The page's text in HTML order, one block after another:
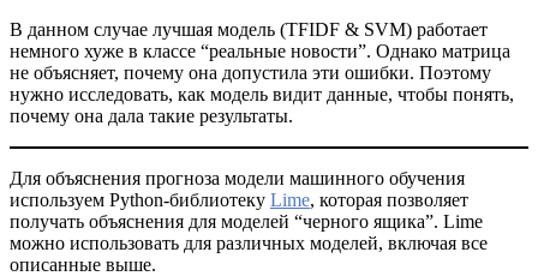
В данном случае лучшая модель (TFIDF & SVM) работает
немного хуже в классе “реальные новости”. Однако матрица
не объясняет, почему она допустила эти ошибки. Поэтому
нужно исследовать, как модель видит данные, чтобы понять,
почему она дала такие результаты.
Для объяснения прогноза модели машинного обучения
используем Python-библиотеку Lime, которая позволяет
получать объяснения для моделей “черного ящика”. Lime
можно использовать для различных моделей, включая все
описанные выше.